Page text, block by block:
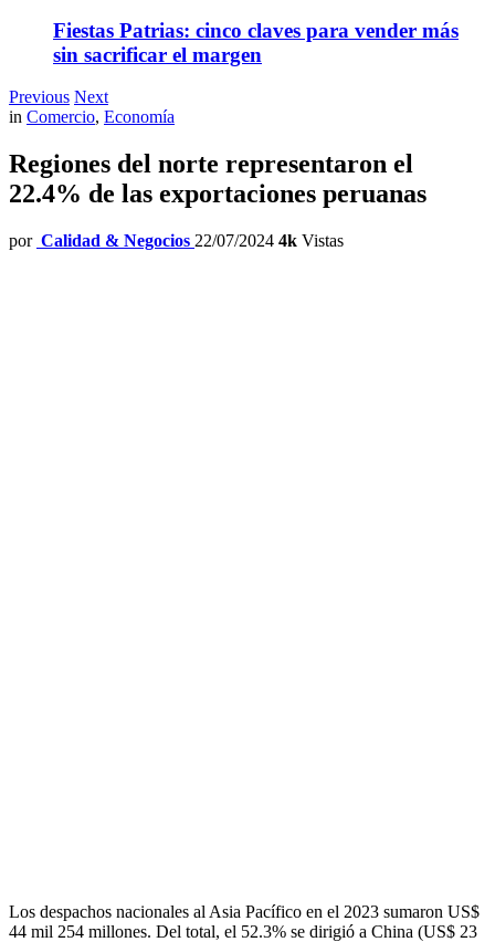
Fiestas Patrias: cinco claves para vender más
sin sacrificar el margen
Previous Next
in Comercio, Economía
Regiones del norte representaron el
22.4% de las exportaciones peruanas
por Calidad & Negocios 22/07/2024 4k Vistas
Los despachos nacionales al Asia Pacífico en el 2023 sumaron US$
44 mil 254 millones. Del total, el 52.3% se dirigió a China (US$ 23